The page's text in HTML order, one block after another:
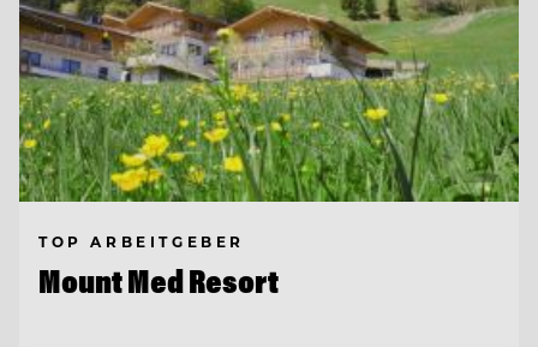
TOP ARBEITGEBER
Mount Med Resort